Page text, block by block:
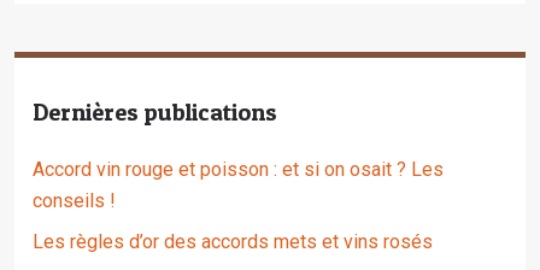
Dernières publications
Accord vin rouge et poisson : et si on osait ? Les
conseils !
Les règles d’or des accords mets et vins rosés